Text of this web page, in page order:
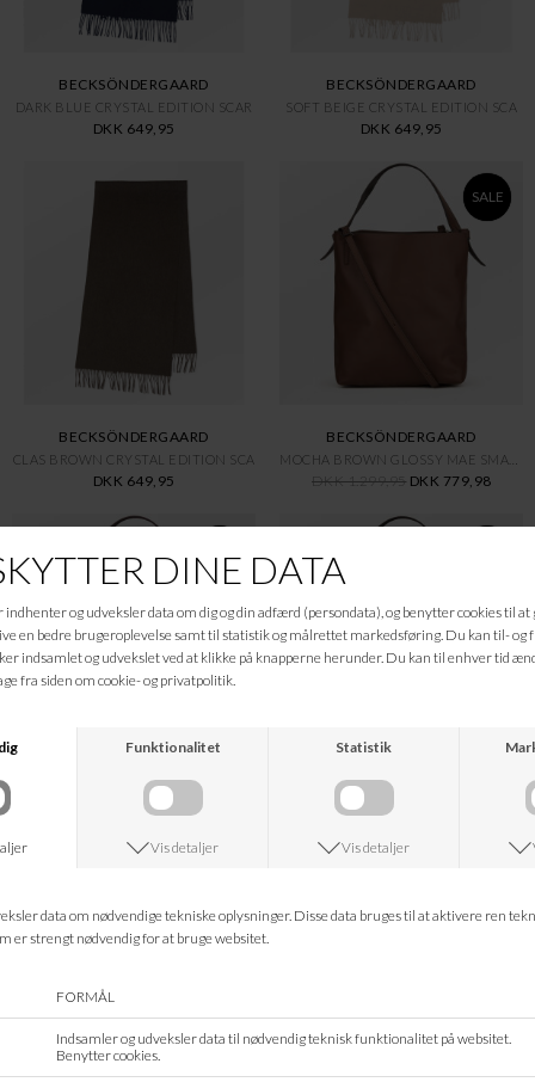
BECKSÖNDERGAARD
DARK BLUE CRYSTAL EDITION SCAR
DKK 649,95
BECKSÖNDERGAARD
SOFT BEIGE CRYSTAL EDITION SCA
DKK 649,95
BECKSÖNDERGAARD
CLAS BROWN CRYSTAL EDITION SCA
DKK 649,95
SALE
BECKSÖNDERGAARD
DKK 1.299,95 DKK 779,98
BECKSÖNDERGAARD BECKSÖNDERGAARD